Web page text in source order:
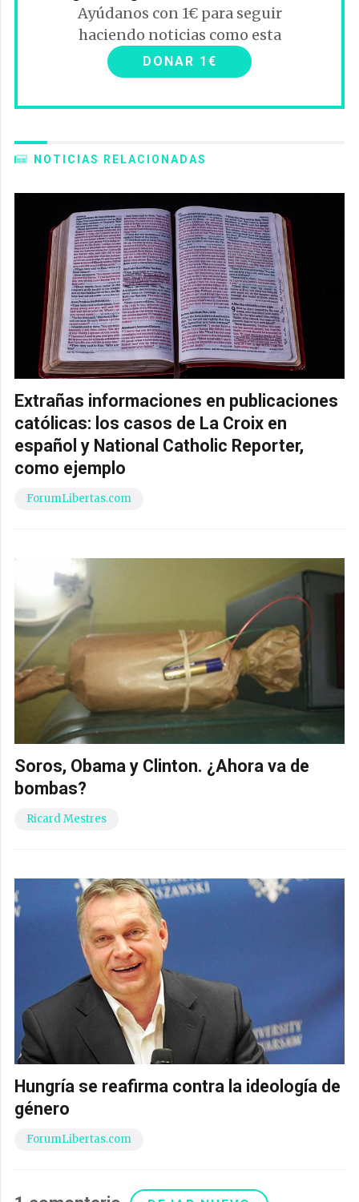
Ayúdanos con 1€ para seguir
haciendo noticias como esta
DONAR 1€
NOTICIAS RELACIONADAS
Extrañas informaciones en publicaciones
católicas: los casos de La Croix en
español y National Catholic Reporter,
como ejemplo
ForumLibertas.com
Soros, Obama y Clinton. ¿Ahora va de
bombas?
Ricard Mestres
Hungría se reafirma contra la ideología de
género
ForumLibertas.com